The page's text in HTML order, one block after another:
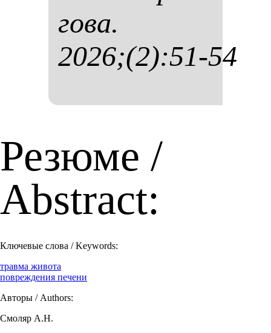
го­ва.
2026;(2):51-54
Резюме /
Abstract:
Ключевые слова / Keywords:
травма живота
повреждения печени
Авторы / Authors:
Смоляр А.Н.